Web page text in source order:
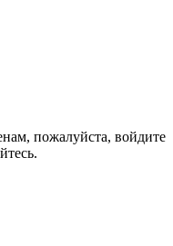
пожалуйста, войдите